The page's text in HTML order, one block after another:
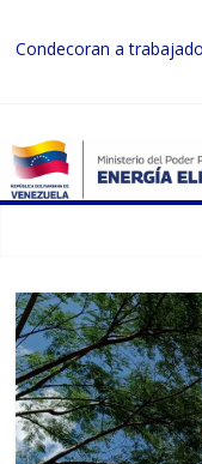
Condecoran a
labor tras el doble
Gobierno Nacional
Inspeccionan trabajos
en Carabobo
Gobierno Nacional